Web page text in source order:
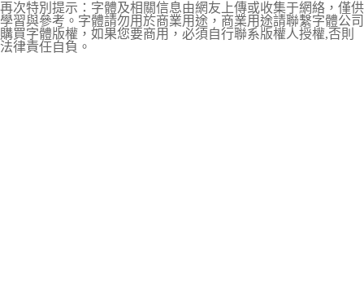
再次特別提示：字體及相關信息由網友上傳或收集于網絡，僅供
學習與參考。字體請勿用於商業用途，商業用途請聯繫字體公司
購買字體版權，如果您要商用，必須自行聯系版權人授權,否則
法律責任自負。